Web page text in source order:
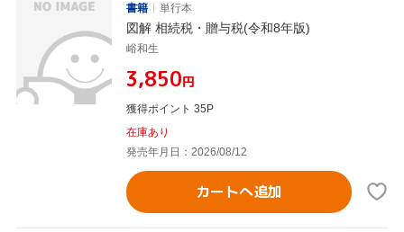
書籍
単行本
図解 相続税・贈与税(令和8年版)
峪和生
¥3,850円
獲得ポイント 35P
在庫あり
発売年月日：2026/08/12
カートへ追加